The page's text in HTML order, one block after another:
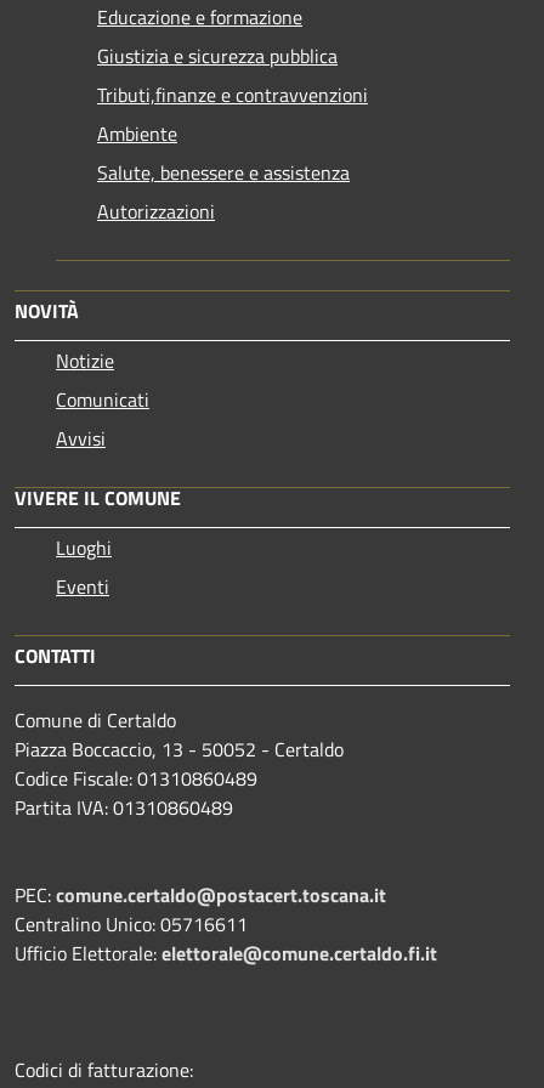
Educazione e formazione
Giustizia e sicurezza pubblica
Tributi,finanze e contravvenzioni
Ambiente
Salute, benessere e assistenza
Autorizzazioni
NOVITÀ
Notizie
Comunicati
Avvisi
VIVERE IL COMUNE
Luoghi
Eventi
CONTATTI
Comune di Certaldo
Piazza Boccaccio, 13 - 50052 - Certaldo
Codice Fiscale: 01310860489
Partita IVA: 01310860489
PEC:comune.certaldo@postacert.toscana.it
Centralino Unico: 05716611
Ufficio Elettorale:elettorale@comune.certaldo.fi.it
Codici di fatturazione: